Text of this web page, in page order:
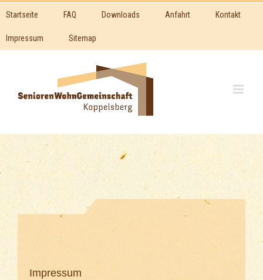
Startseite FAQ Downloads Anfahrt Kontakt
Impressum Sitemap
Impressum